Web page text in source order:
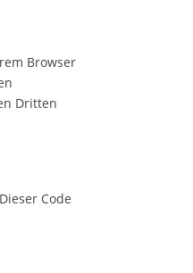
Browser
Dritten
Code